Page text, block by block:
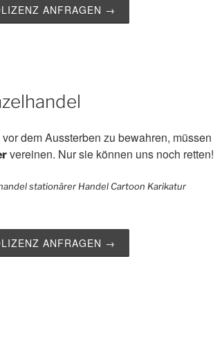
ANFRAGEN →
dem Aussterben zu bewahren, müssen
vereinen. Nur sie können uns noch retten!
ANFRAGEN →